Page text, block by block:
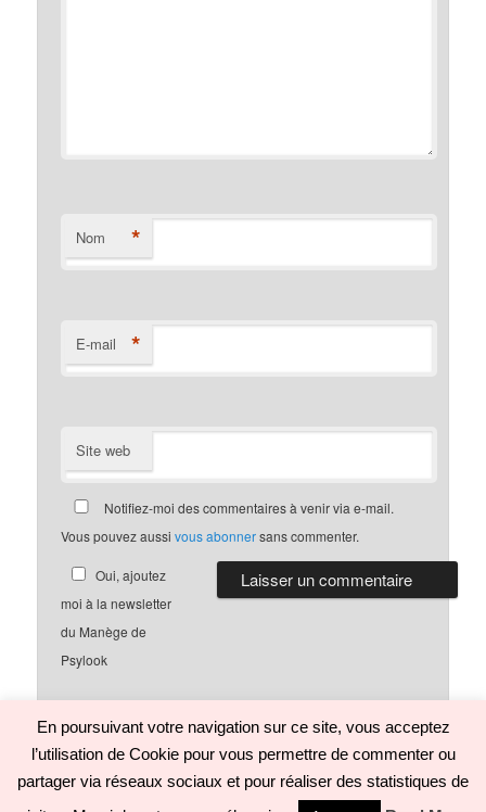
Nom *
E-mail *
Site web
Notifiez-moi des commentaires à venir via e-mail.
Vous pouvez aussivous abonnersans commenter.
Oui, ajoutez
moi à la newsletter
du Manège de
Psylook
Politique de confidentialité Fièrement propulsé par WordPress
En poursuivant votre navigation sur ce site, vous acceptez
l’utilisation de Cookie pour vous permettre de commenter ou
partager via réseaux sociaux et pour réaliser des statistiques de